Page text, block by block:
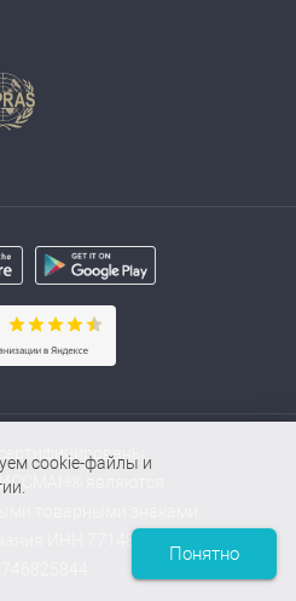
являются
ИНН 7714854000 / ОГРН
cookie-файлы и
Понятно